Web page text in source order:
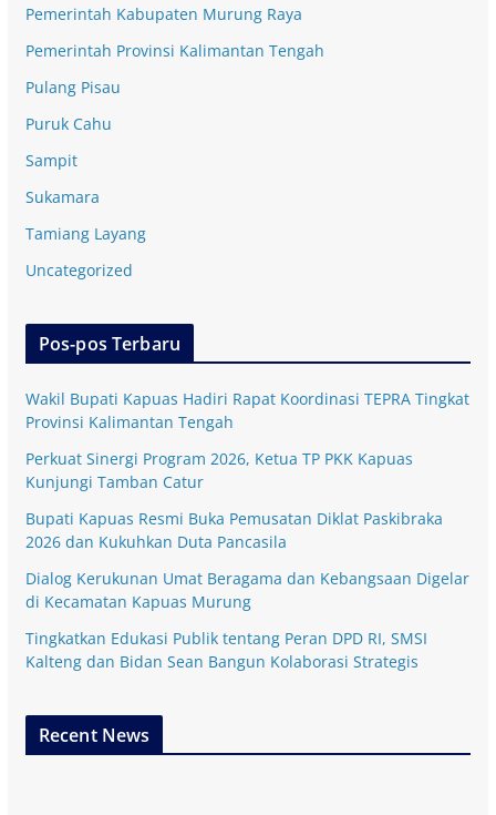
Pemerintah Kabupaten Murung Raya
Pemerintah Provinsi Kalimantan Tengah
Pulang Pisau
Puruk Cahu
Sampit
Sukamara
Tamiang Layang
Uncategorized
Pos-pos Terbaru
Wakil Bupati Kapuas Hadiri Rapat Koordinasi TEPRA Tingkat
Provinsi Kalimantan Tengah
Perkuat Sinergi Program 2026, Ketua TP PKK Kapuas
Kunjungi Tamban Catur
Bupati Kapuas Resmi Buka Pemusatan Diklat Paskibraka
2026 dan Kukuhkan Duta Pancasila
Dialog Kerukunan Umat Beragama dan Kebangsaan Digelar
di Kecamatan Kapuas Murung
Tingkatkan Edukasi Publik tentang Peran DPD RI, SMSI
Kalteng dan Bidan Sean Bangun Kolaborasi Strategis
Recent News